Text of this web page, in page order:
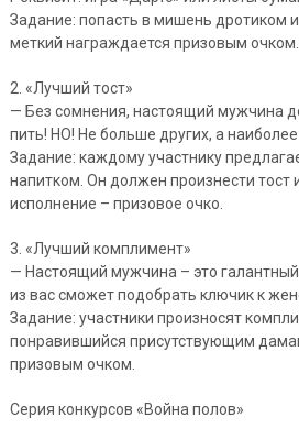
Задание: попасть в мишень дротиком
меткий награждается призовым очком.
2. «Лучший тост»
— Без сомнения, настоящий мужчина
пить! НО! Не больше других, а
Задание: каждому участнику
напитком. Он должен произнести тост
исполнение – призовое очко.
3. «Лучший комплимент»
— Настоящий мужчина – это
из вас сможет подобрать ключик к
Задание: участники произносят
понравившийся присутствующим
призовым очком.
Серия конкурсов «Война полов»